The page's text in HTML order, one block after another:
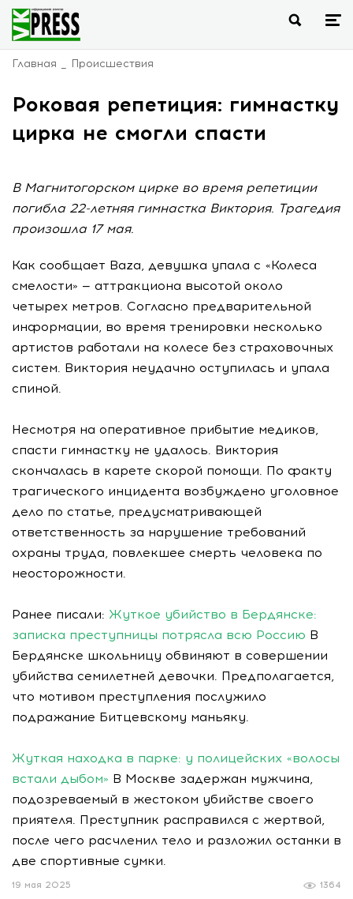
Главная Происшествия
Роковая репетиция: гимнастку
цирка не смогли спасти
В Магнитогорском цирке во время репетиции
погибла 22-летняя гимнастка Виктория. Трагедия
произошла 17 мая.
Как сообщает Baza, девушка упала с «Колеса
смелости» — аттракциона высотой около
четырех метров. Согласно предварительной
информации, во время тренировки несколько
артистов работали на колесе без страховочных
систем. Виктория неудачно оступилась и упала
спиной.
Несмотря на оперативное прибытие медиков,
спасти гимнастку не удалось. Виктория
скончалась в карете скорой помощи. По факту
трагического инцидента возбуждено уголовное
дело по статье, предусматривающей
ответственность за нарушение требований
охраны труда, повлекшее смерть человека по
неосторожности.
Ранее писали: Жуткое убийство в Бердянске:
записка преступницы потрясла всю Россию В
Бердянске школьницу обвиняют в совершении
убийства семилетней девочки. Предполагается,
что мотивом преступления послужило
подражание Битцевскому маньяку.
Жуткая находка в парке: у полицейских «волосы
встали дыбом» В Москве задержан мужчина,
подозреваемый в жестоком убийстве своего
приятеля. Преступник расправился с жертвой,
после чего расчленил тело и разложил останки в
две спортивные сумки.
1364
19 мая 2025